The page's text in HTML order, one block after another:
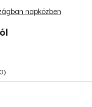
napközben